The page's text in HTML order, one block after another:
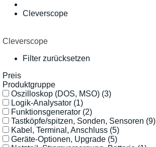
Cleverscope
Cleverscope
Filter zurücksetzen
Preis
Produktgruppe
Oszilloskop (DOS, MSO) (3)
Logik-Analysator (1)
Funktionsgenerator (2)
Tastköpfe/spitzen, Sonden, Sensoren (9)
Kabel, Terminal, Anschluss (5)
Geräte-Optionen, Upgrade (5)